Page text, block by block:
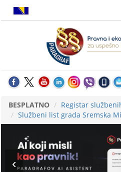
BESPLATNO
Registar
Službeni list grada Sremska